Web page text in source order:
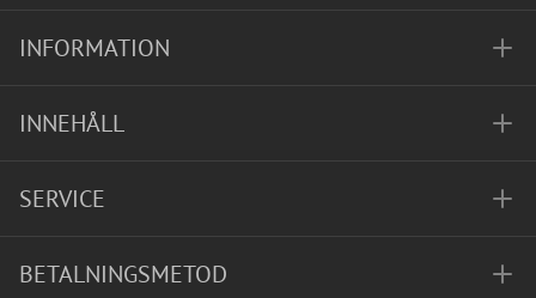
INFORMATION
INNEHÅLL
SERVICE
BETALNINGSMETOD